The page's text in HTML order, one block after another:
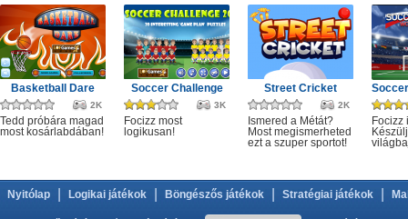
Basketball Dare
2K
Tedd próbára magad
most kosárlabdában!
Soccer Challenge
3K
Focizz most
logikusan!
Street Cricket
2K
Ismered a Métát?
Most megismerheted
ezt a szuper sportot!
Focizz
Nyitólap Logikai játékok Böngészős játékok Stratégiai játékok